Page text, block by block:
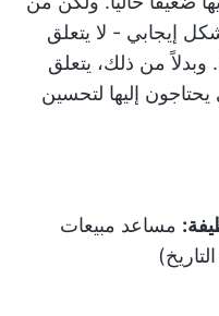
إيجابي - لا يتعلق
وبدلاً من ذلك، يتعلق
يحتاجون إليها لتحسين
مساعد مبيعات